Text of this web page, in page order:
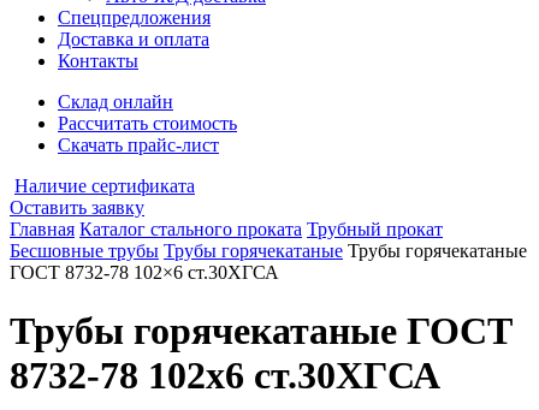
Спецпредложения
Доставка и оплата
Контакты
Склад онлайн
Рассчитать стоимость
Скачать прайс-лист
Наличие сертификата
Оставить заявку
Главная Каталог стального проката Трубный прокат
Бесшовные трубы Трубы горячекатаные Трубы горячекатаные
ГОСТ 8732-78 102×6 ст.30ХГСА
Трубы горячекатаные ГОСТ
8732-78 102x6 ст.30ХГСА